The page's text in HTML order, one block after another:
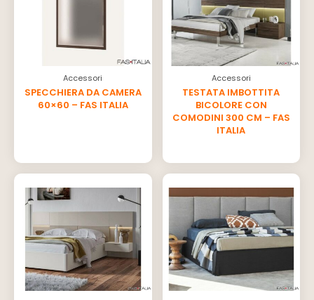
Accessori
SPECCHIERA DA CAMERA
60×60 – FAS ITALIA
Accessori
TESTATA IMBOTTITA
BICOLORE CON
COMODINI 300 CM – FAS
ITALIA